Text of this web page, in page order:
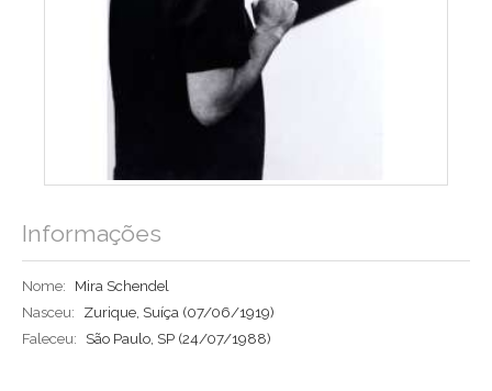
Informações
Nome:
Mira Schendel
Nasceu:
Zurique, Suíça (07/06/1919)
Faleceu:
São Paulo, SP (24/07/1988)